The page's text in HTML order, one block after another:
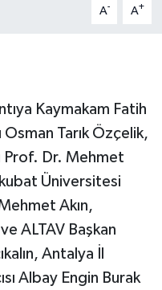
A- A+
Kaymakam Fatih
Tarık Özçelik,
Prof. Dr. Mehmet
Üniversitesi
Akın,
ALTAV Başkan
Antalya İl
Albay Engin Burak